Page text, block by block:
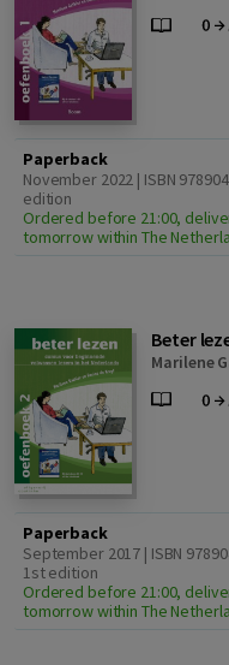
Paperback
November 2022 | ISBN
edition
Ordered before 21:00,
tomorrow within The
Beter
Marilene
Paperback
September 2017 | ISBN
1st edition
Ordered before 21:00,
tomorrow within The